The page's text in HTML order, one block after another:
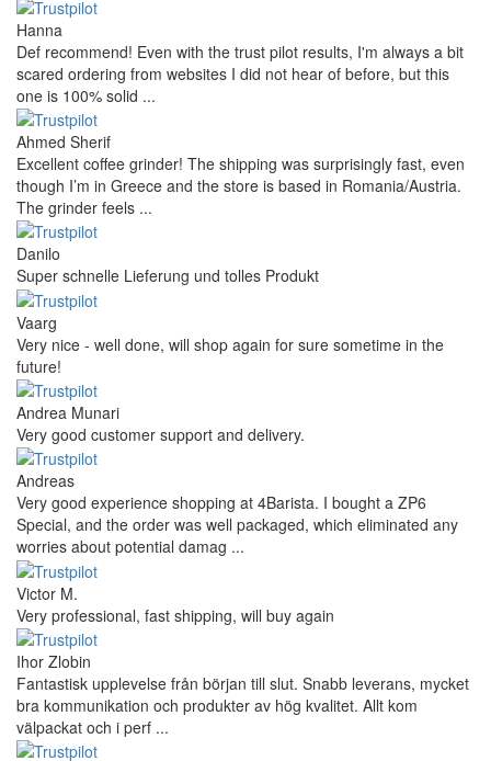
Hanna
Def recommend! Even with the trust pilot results, I'm always a bit
scared ordering from websites I did not hear of before, but this
one is 100% solid ...
Ahmed Sherif
Excellent coffee grinder! The shipping was surprisingly fast, even
though I’m in Greece and the store is based in Romania/Austria.
The grinder feels ...
Danilo
Super schnelle Lieferung und tolles Produkt
Vaarg
Very nice - well done, will shop again for sure sometime in the
future!
Andrea Munari
Very good customer support and delivery.
Andreas
Very good experience shopping at 4Barista. I bought a ZP6
Special, and the order was well packaged, which eliminated any
worries about potential damag ...
Victor M.
Very professional, fast shipping, will buy again
Ihor Zlobin
Fantastisk upplevelse från början till slut. Snabb leverans, mycket
bra kommunikation och produkter av hög kvalitet. Allt kom
välpackat och i perf ...